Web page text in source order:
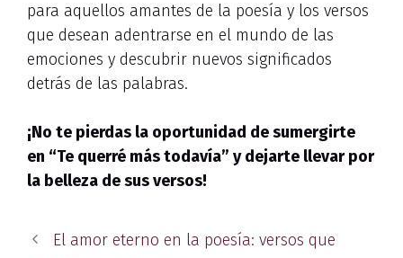
para aquellos amantes de la poesía y los versos
que desean adentrarse en el mundo de las
emociones y descubrir nuevos significados
detrás de las palabras.
¡No te pierdas la oportunidad de sumergirte
en “Te querré más todavía” y dejarte llevar por
la belleza de sus versos!
El amor eterno en la poesía: versos que